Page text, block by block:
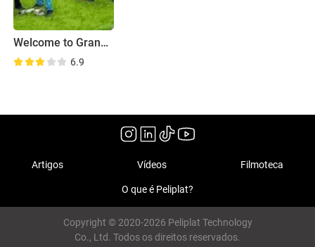
Welcome to Grandpaville
6.9
Artigos Vídeos Filmoteca
O que é Peliplat?
Copyright © 2020-2026 Peliplat Technology
Co., Ltd. Todos os direitos reservados.